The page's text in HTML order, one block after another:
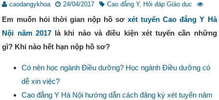
caodangykhoa 24/04/2017 Cao đẳng Y, Hỏi đáp Giáo dục
Em muốn hỏi thời gian nộp hồ sơxét tuyển Cao đẳng Y Hà
Nội năm 2017là khi nào và điều kiện xét tuyển cần những
gì? Khi nào hết hạn nộp hồ sơ?
Có nên học ngành Điều dưỡng? Học ngành Điều dưỡng có
dễ xin việc?
Cao đẳng Y Hà Nội hướng dẫn cách đăng ký xét tuyển năm